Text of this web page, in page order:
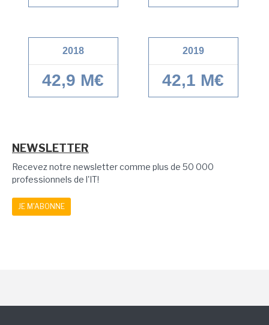
2018
42,9 M€
2019
42,1 M€
NEWSLETTER
Recevez notre newsletter comme plus de 50 000
professionnels de l'IT!
JE M'ABONNE